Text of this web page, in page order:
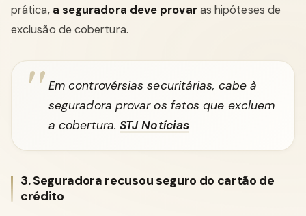
prática, a seguradora deve provaras hipóteses de
exclusão de cobertura.
Em controvérsias securitárias, cabe à
seguradora provar os fatos que excluem
a cobertura.STJ Notícias
3. Seguradora recusou seguro do cartão de
crédito